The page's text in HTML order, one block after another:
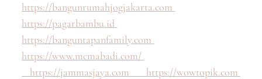
https://bangunrumahjogjakarta.com
https://pagarbambu.id
https://banguntapanfamily.com
https://www.mcmabadi.com/
https://jammasjaya.com https://wowtopik.com